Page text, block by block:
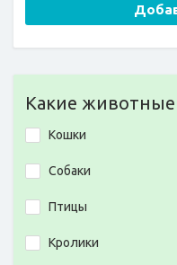
Какие животные
Кошки
Собаки
Птицы
Кролики